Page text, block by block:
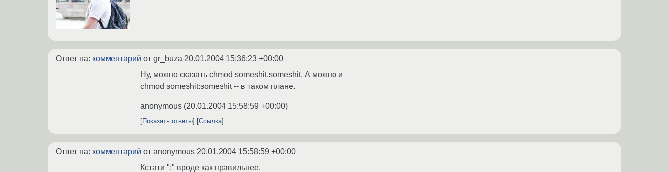
Ответ на: комментарий от gr_buza 20.01.2004 15:36:23 +00:00
Ну, можно сказать chmod someshit.someshit. А можно и
chmod someshit:someshit -- в таком плане.
anonymous (20.01.2004 15:58:59 +00:00)
Показать ответы Ссылка
Ответ на: комментарий от anonymous 20.01.2004 15:58:59 +00:00
Кстати ":" вроде как правильнее.